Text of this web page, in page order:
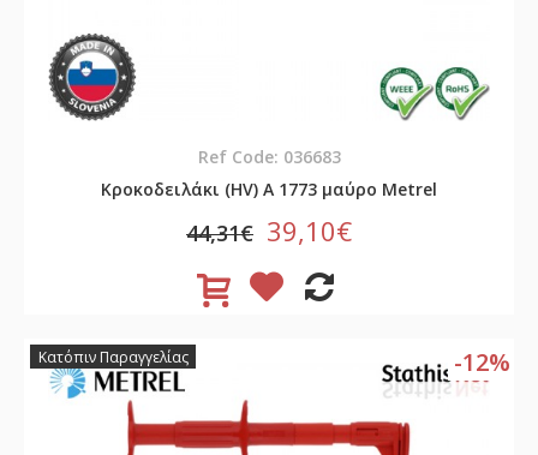
Ref Code: 036683
Κροκοδειλάκι (HV) A 1773 μαύρο Metrel
44,31€ 39,10€
-12%
Κατόπιν Παραγγελίας